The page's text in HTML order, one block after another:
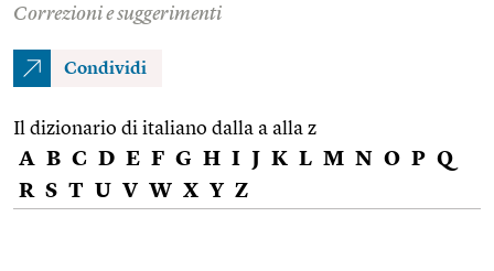
Correzioni e suggerimenti
Condividi
Il dizionario di italiano dalla a alla z
A B C D E F G H I J K L M N O P Q
R S T U V W X Y Z